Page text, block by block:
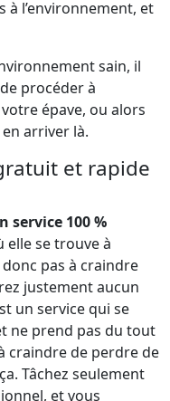
à l’environnement, et
sain, il
procéder à
épave, ou alors
arriver là.
et rapide
service 100 %
elle se trouve à
donc pas à craindre
justement aucun
un service qui se
ne prend pas du tout
craindre de perdre de
Tâchez seulement
et vous